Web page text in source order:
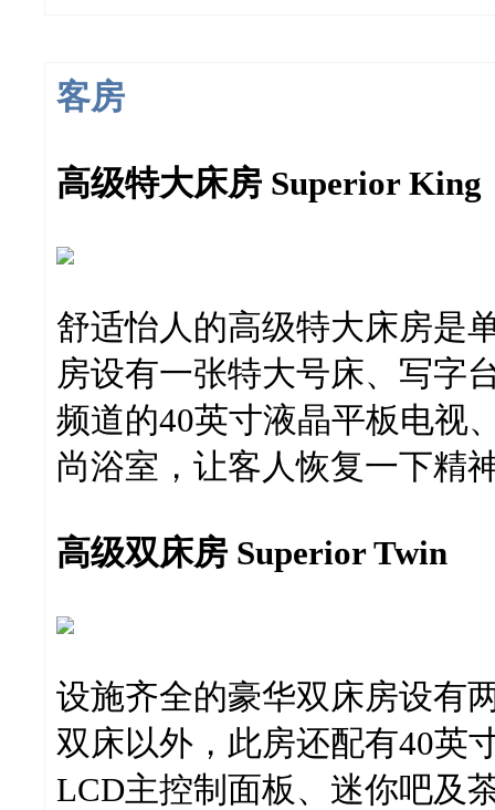
客房
高级特大床房 Superior King
舒适怡人的高级特大床房是
房设有一张特大号床、写字
频道的40英寸液晶平板电视
尚浴室，让客人恢复一下精
高级双床房 Superior Twin
设施齐全的豪华双床房设有
双床以外，此房还配有40英
LCD主控制面板、迷你吧及